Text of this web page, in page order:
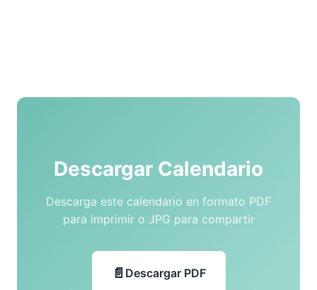
Descargar Calendario
Descarga este calendario en formato PDF
para imprimir o JPG para compartir
Descargar PDF